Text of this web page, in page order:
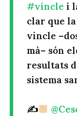
#vincle i
clar que
vincle
mà– són
resultats
sistema
✍